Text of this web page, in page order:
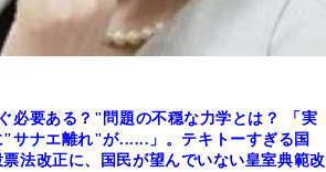
必要ある？"問題の不穏な力学とは？ 「実
"サナエ離れ"が......」。テキトーすぎる国
法改正に、国民が望んでいない皇室典範改